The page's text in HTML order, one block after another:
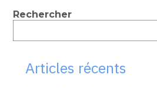
Blog
sidebar
Rechercher
Articles récents